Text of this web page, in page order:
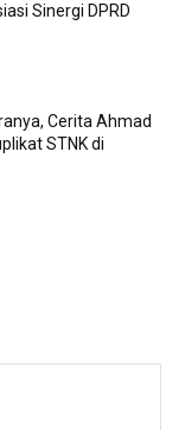
Sinergi DPRD
Cerita Ahmad
STNK di